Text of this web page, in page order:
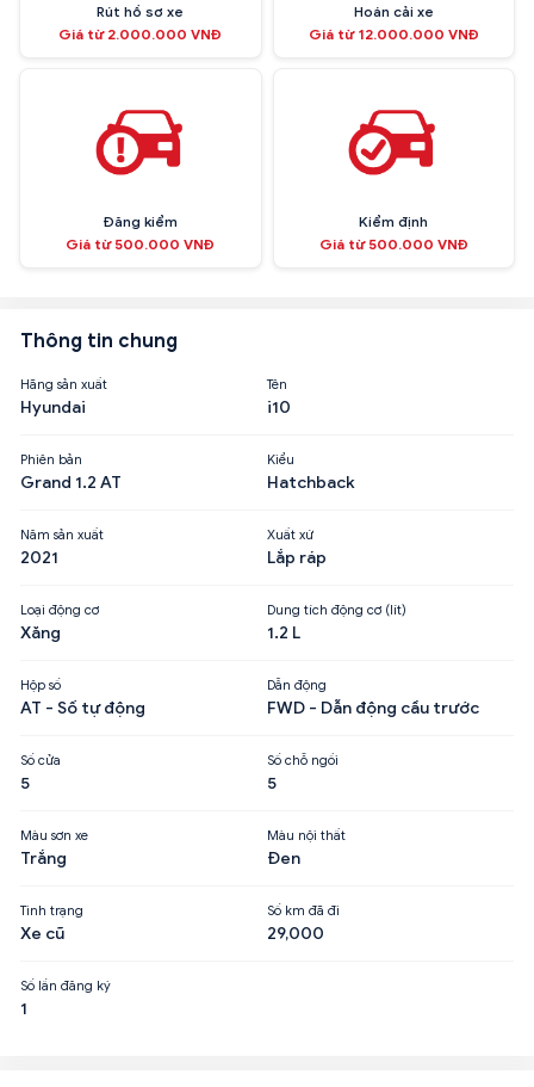
Rút hồ sơ xe
Giá từ 2.000.000 VNĐ
Hoán cải xe
Giá từ 12.000.000 VNĐ
Đăng kiểm
Giá từ 500.000 VNĐ
Kiểm định
Giá từ 500.000 VNĐ
Thông tin chung
Hãng sản xuất
Hyundai
Tên
i10
Phiên bản
Grand 1.2 AT
Kiểu
Hatchback
Năm sản xuất
2021
Xuất xứ
Lắp ráp
Loại động cơ
Xăng
Dung tích động cơ (lít)
1.2 L
Hộp số
AT - Số tự động
Dẫn động
FWD - Dẫn động cầu trước
Số cửa
5
Số chỗ ngồi
5
Màu sơn xe
Trắng
Màu nội thất
Đen
Tình trạng
Xe cũ
Số km đã đi
29,000
Số lần đăng ký
1